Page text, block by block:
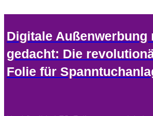
Digitale Außenwerbung
gedacht: Die
Folie für